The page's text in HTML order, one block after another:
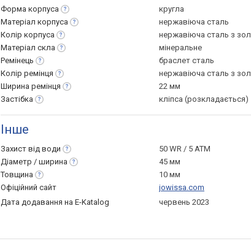
Форма корпуса
кругла
Матеріал корпуса
нержавіюча сталь
Колір корпуса
нержавіюча сталь з
Матеріал скла
мінеральне
Ремінець
браслет сталь
Колір ремінця
нержавіюча сталь з
Ширина ремінця
22 мм
Застібка
кліпса (розкладається)
Інше
Захист від води
50 WR / 5 ATM
Діаметр / ширина
45 мм
Товщина
10 мм
Офіційний сайт
jowissa.com
Дата додавання на E-Katalog
червень 2023